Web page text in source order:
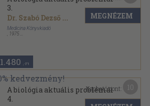
3.
Dr. Szabó Dezső ...
Medicina Könyvkiadó
1975
1.480 ,-Ft
MEGNÉZEM
A biológia aktuális problémái
4.
Kapható pont: